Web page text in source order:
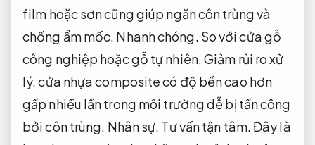
film hoặc sơn cũng giúp ngăn côn trùng và
chống ẩm mốc. Nhanh chóng. So với cửa gỗ
công nghiệp hoặc gỗ tự nhiên,Giảm rủi ro xử
lý.cửa nhựa composite có độ bền cao hơn
gấp nhiều lần trong môi trường dễ bị tấn công
bởi côn trùng. Nhân sự. Tư vấn tận tâm.Đây là